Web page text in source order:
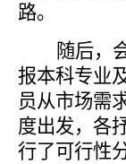
路。
随后，
报本科专业
员从市场需
度出发，各
行了可行性